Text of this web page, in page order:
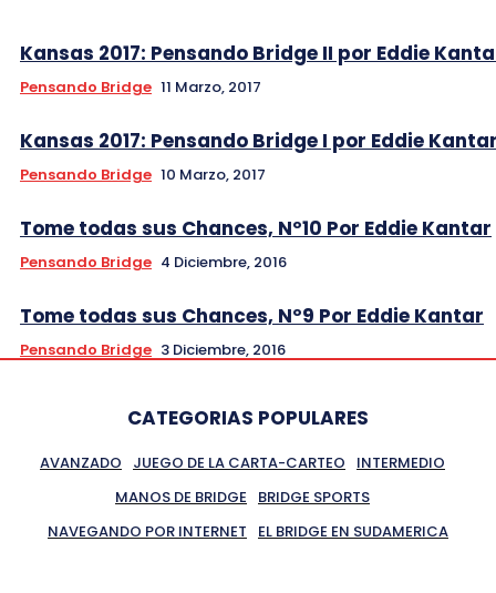
Kansas 2017: Pensando Bridge II por Eddie
Pensando Bridge 11 Marzo, 2017
Kansas 2017: Pensando Bridge I por Eddie
Pensando Bridge 10 Marzo, 2017
Tome todas sus Chances, Nº10 Por Eddie Kantar
Pensando Bridge 4 Diciembre, 2016
Tome todas sus Chances, Nº9 Por Eddie Kantar
Pensando Bridge 3 Diciembre, 2016
CATEGORIAS POPULARES
AVANZADO JUEGO DE LA CARTA-CARTEO
INTERMEDIO
MANOS DE BRIDGE
BRIDGE SPORTS
NAVEGANDO POR INTERNET
EL BRIDGE EN SUDAMERICA